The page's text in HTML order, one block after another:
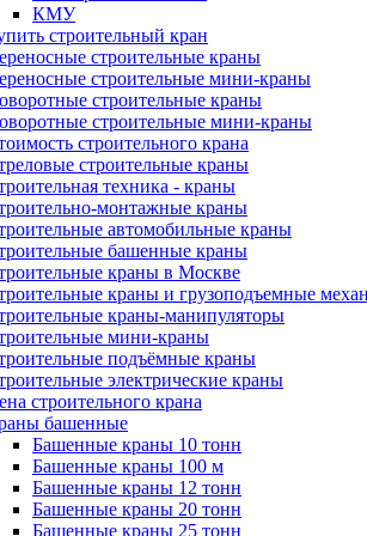
КМУ
строительный кран
строительные краны
строительные мини-краны
строительные краны
строительные мини-краны
строительного крана
строительные краны
техника - краны
монтажные краны
автомобильные краны
башенные краны
краны в Москве
краны и грузоподъемные
краны-манипуляторы
мини-краны
подъёмные краны
электрические краны
строительного крана
башенные
Башенные краны 10 тонн
Башенные краны 100 м
Башенные краны 12 тонн
Башенные краны 20 тонн
Башенные краны 25 тонн